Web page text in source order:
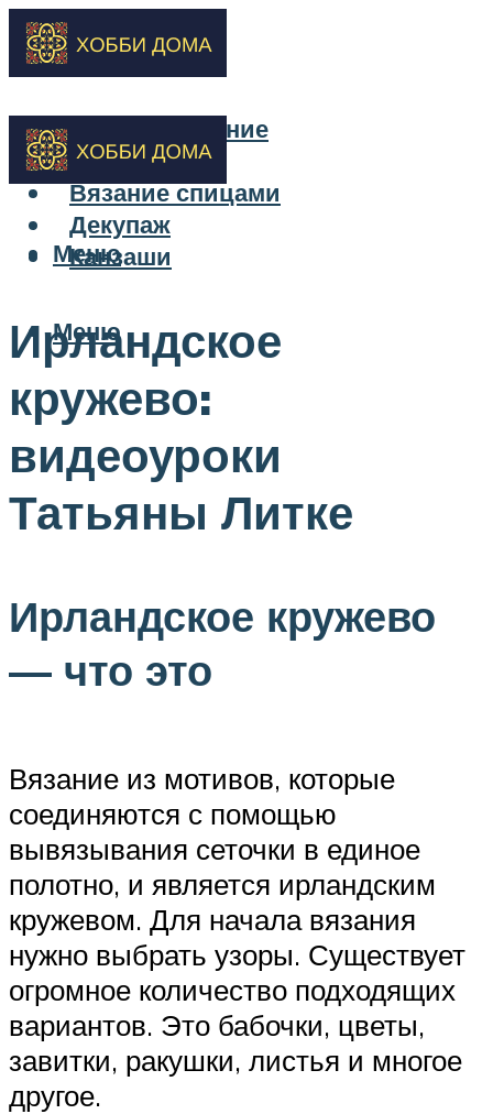
Бисероплетение
Вышивка
Вязание спицами
Декупаж
Канзаши
Меню
Меню
Ирландское
кружево:
видеоуроки
Татьяны Литке
Ирландское кружево
— что это
Вязание из мотивов, которые
соединяются с помощью
вывязывания сеточки в единое
полотно, и является ирландским
кружевом. Для начала вязания
нужно выбрать узоры. Существует
огромное количество подходящих
вариантов. Это бабочки, цветы,
завитки, ракушки, листья и многое
другое.